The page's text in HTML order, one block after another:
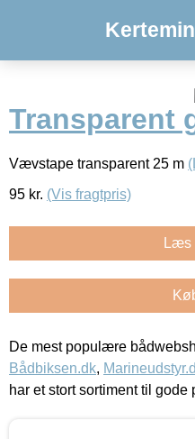
Transparent
Vævstape transparent 25 m
95 kr. (Vis fragtpris)
Læs
De mest populære
Bådbiksen.dk,
har et stort sortiment til gode